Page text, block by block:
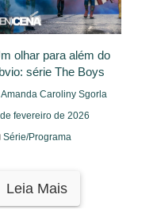
olhar para além do
série The Boys
Amanda Caroliny Sgorla
fevereiro de 2026
Série/Programa
Leia Mais